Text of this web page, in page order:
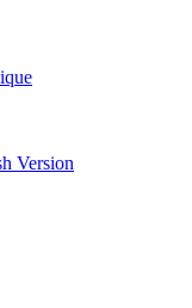
Version